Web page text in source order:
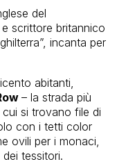
del
scrittore britannico
incanta per
abitanti,
– la strada più
si trovano file di
con i tetti color
ovili per i monaci,
tessitori.